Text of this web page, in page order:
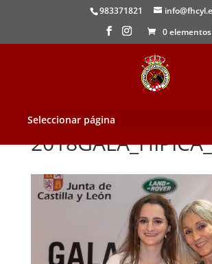
983371821
0 elementos
Seleccionar página